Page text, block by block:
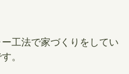
工法で家づくりをしてい
。